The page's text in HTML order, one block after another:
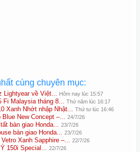
cùng chuyên mục:
Lightyear về Việt... Hôm nay lúc 15:57
Fi Malaysia tháng 8... Thứ năm lúc 16:17
Xanh Nhớt nhập Nhật... Thứ tư lúc 16:46
Blue New Concept –... 24/7/26
bàn giao Honda... 23/7/26
bàn giao Honda... 23/7/26
Xanh Sapphire –... 22/7/26
150i Special... 22/7/26